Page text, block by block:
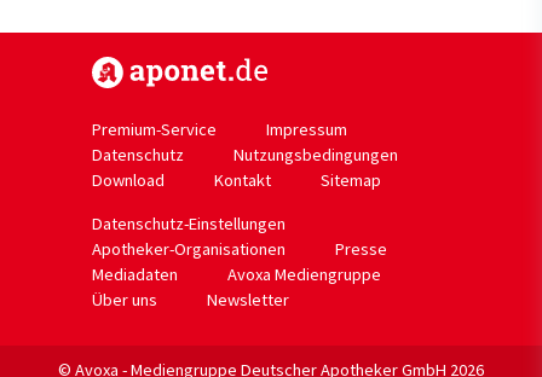
Premium-Service
Impressum
Datenschutz
Nutzungsbedingungen
Download
Kontakt
Sitemap
Datenschutz-Einstellungen
Apotheker-Organisationen
Presse
Mediadaten
Avoxa Mediengruppe
Über uns
Newsletter
© Avoxa - Mediengruppe Deutscher Apotheker GmbH 2026